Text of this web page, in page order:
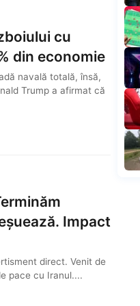
cu
din economie
navală totală, însă,
Trump a afirmat că
Impact
direct. Venit de
pace cu Iranul....